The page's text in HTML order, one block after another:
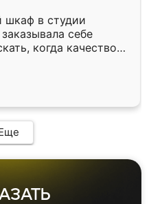
шкаф в студии
себе
когда качеством
кухня уже почти